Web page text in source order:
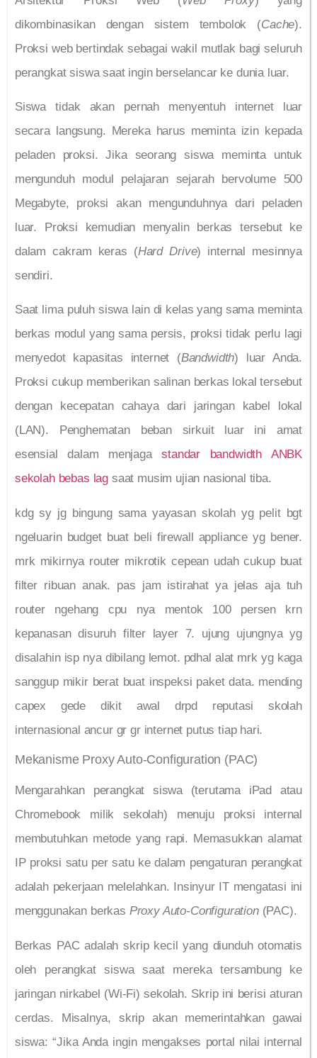
dikombinasikan dengan sistem tembolok (Cache).
Proksi web bertindak sebagai wakil mutlak bagi seluruh
perangkat siswa saat ingin berselancar ke dunia luar.
Siswa tidak akan pernah menyentuh internet luar
secara langsung. Mereka harus meminta izin kepada
peladen proksi. Jika seorang siswa meminta untuk
mengunduh modul pelajaran sejarah bervolume 500
Megabyte, proksi akan mengunduhnya dari peladen
luar. Proksi kemudian menyalin berkas tersebut ke
dalam cakram keras (Hard Drive) internal mesinnya
sendiri.
Saat lima puluh siswa lain di kelas yang sama meminta
berkas modul yang sama persis, proksi tidak perlu lagi
menyedot kapasitas internet (Bandwidth) luar Anda.
Proksi cukup memberikan salinan berkas lokal tersebut
dengan kecepatan cahaya dari jaringan kabel lokal
(LAN). Penghematan beban sirkuit luar ini amat
esensial dalam menjagastandar bandwidth ANBK
sekolah bebas lag saat musim ujian nasional tiba.
kdg sy jg bingung sama yayasan skolah yg pelit bgt
ngeluarin budget buat beli firewall appliance yg bener.
mrk mikirnya router mikrotik cepean udah cukup buat
filter ribuan anak. pas jam istirahat ya jelas aja tuh
router ngehang cpu nya mentok 100 persen krn
kepanasan disuruh filter layer 7. ujung ujungnya yg
disalahin isp nya dibilang lemot. pdhal alat mrk yg kaga
sanggup mikir berat buat inspeksi paket data. mending
capex gede dikit awal drpd reputasi skolah
internasional ancur gr gr internet putus tiap hari.
Mekanisme Proxy Auto-Configuration (PAC)
Mengarahkan perangkat siswa (terutama iPad atau
Chromebook milik sekolah) menuju proksi internal
membutuhkan metode yang rapi. Memasukkan alamat
IP proksi satu per satu ke dalam pengaturan perangkat
adalah pekerjaan melelahkan. Insinyur IT mengatasi ini
menggunakan berkas Proxy Auto-Configuration(PAC).
Berkas PAC adalah skrip kecil yang diunduh otomatis
oleh perangkat siswa saat mereka tersambung ke
jaringan nirkabel (Wi-Fi) sekolah. Skrip ini berisi aturan
cerdas. Misalnya, skrip akan memerintahkan gawai
siswa: “Jika Anda ingin mengakses portal nilai internal